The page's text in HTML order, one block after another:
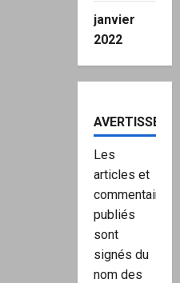
janvier
2022
Les
articles et
commentaires
publiés
sont
signés du
nom des